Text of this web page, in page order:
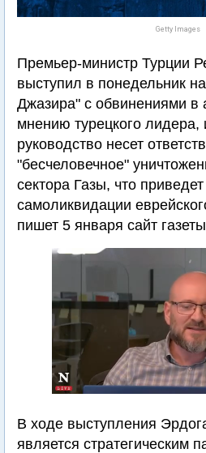
Getty Images
Премьер-министр Турции
выступил в понедельник
Джазира" с обвинениями в
мнению турецкого лидера,
руководство несет
"бесчеловечное"
сектора Газы, что
самоликвидации
пишет 5 января сайт газеты
В ходе выступления
является стратегическим